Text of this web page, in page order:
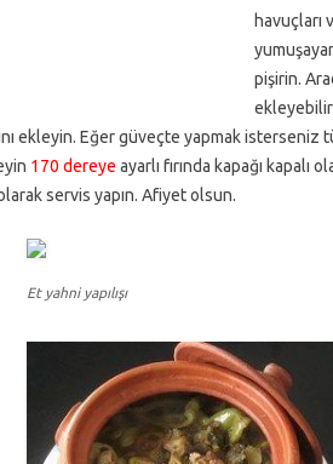
havuçları
pişirin.
ekleyin. Eğer güveçte yapmak isterseniz
170 dereye ayarlı fırında kapağı kapalı
servis yapın. Afiyet olsun.
Et yahni yapılışı